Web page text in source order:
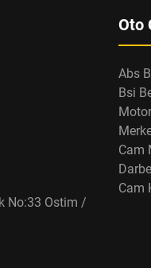
No:33 Ostim /
Oto
Abs
Bsi
Cam
Cam